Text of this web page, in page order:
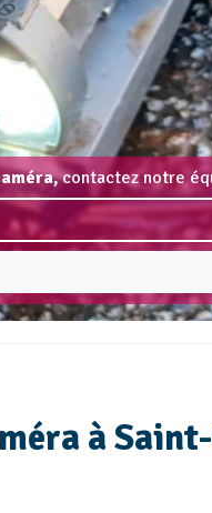
contactez notre
à